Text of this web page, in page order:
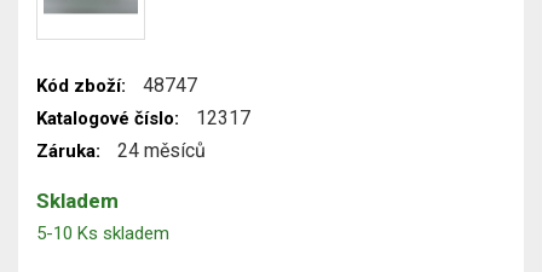
Kód zboží: 48747
Katalogové číslo: 12317
Záruka: 24 měsíců
Skladem
5-10 Ks skladem